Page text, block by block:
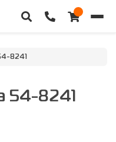
8241
54-8241